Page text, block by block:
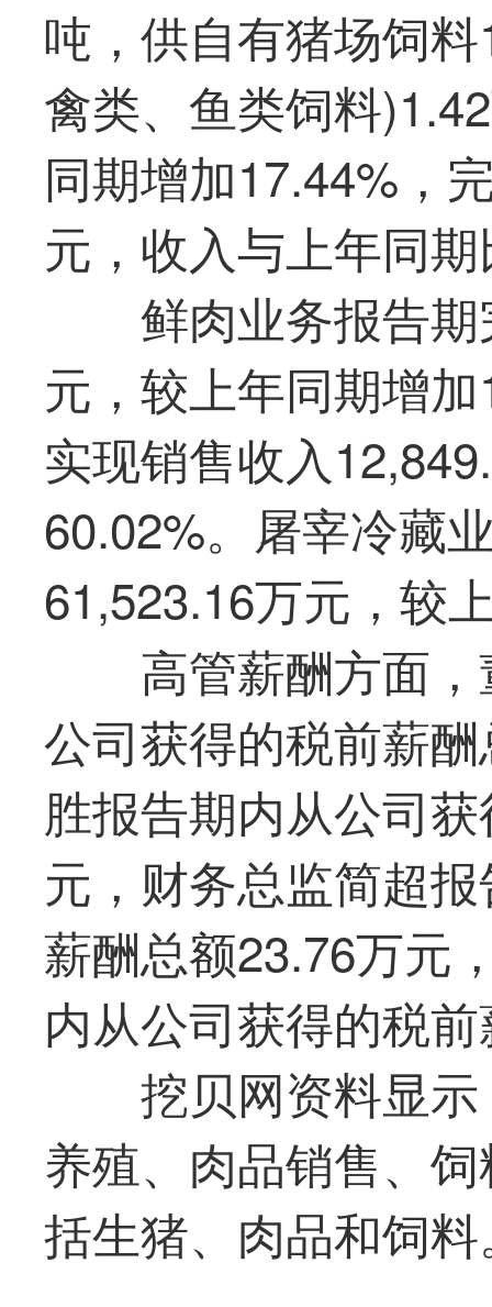
吨，供自有猪场饲
禽类、鱼类饲料
同期增加17.44%，
元，收入与上年同
鲜肉业务报告
元，较上年同期增
实现销售收入
60.02%。屠宰冷藏
61,523.16万元，较
高管薪酬方面
公司获得的税前薪
胜报告期内从公司
元，财务总监简超
薪酬总额23.76万元
内从公司获得的税
挖贝网资料显
养殖、肉品销售、
括生猪、肉品和饲